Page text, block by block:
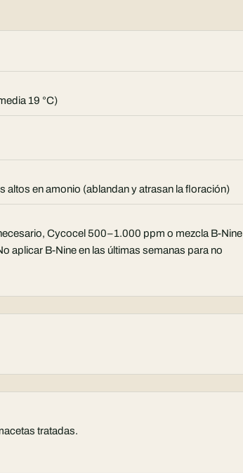
19 °C)
altos en amonio (ablandan y atrasan la floración)
Cycocel 500–1.000 ppm o mezcla B-Nine
aplicar B-Nine en las últimas semanas para no
tratadas.